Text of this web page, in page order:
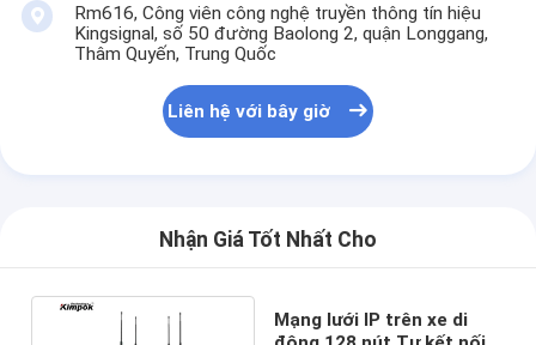
Rm616, Công viên công nghệ truyền thông tín hiệu
Kingsignal, số 50 đường Baolong 2, quận Longgang,
Thâm Quyến, Trung Quốc
Liên hệ với bây giờ
Nhận Giá Tốt Nhất Cho
Mạng lưới IP trên xe di